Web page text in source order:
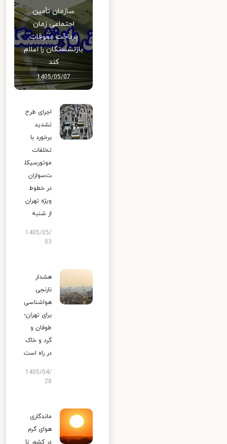
سازمان تأمین
اجتماعی زمان
پرداخت معوقات
بازنشستگان را اعلام
کند
1405/05/07
اجرای طرح
تشدید
برخورد با
تخلفات
موتورسیکل
ت‌سواران
در خطوط
ویژه تهران
از شنبه
1405/05/
03
هشدار
نارنجی
هواشناسی
برای تهران؛
طوفان و
گرد و خاک
در راه است
1405/04/
28
ماندگاری
هوای گرم
در کشور تا